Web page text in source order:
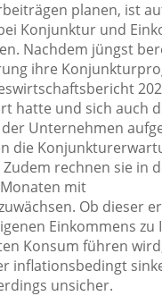
planen, ist
Konjunktur und
Nachdem jüngst
ihre
hatte und sich auch
Unternehmen
die
rechnen sie in
mit
Ob dieser
Einkommens zu
Konsum führen
inflationsbedingt
unsicher.